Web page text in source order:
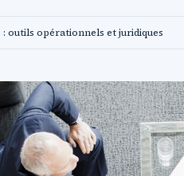
outils opérationnels et juridiques